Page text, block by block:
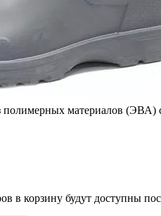
материалов (ЭВА)
в корзину будут доступны